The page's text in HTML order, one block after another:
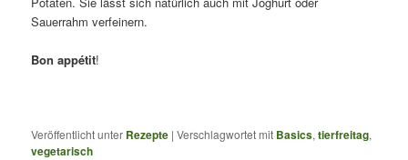
Sauerrahm verfeinern.
Bon appétit!
Veröffentlicht unter Rezepte |Verschlagwortet mit Basics,tierfreitag,
vegetarisch